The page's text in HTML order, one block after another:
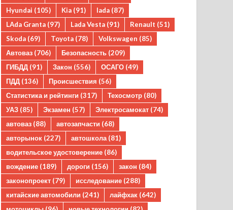
Hyundai (105) Kia (91) lada (87)
LAda Granta (97) Lada Vesta (91) Renault (51)
Skoda (69) Toyota (78) Volkswagen (85)
Автоваз (706) Безопасность (209)
ГИБДД (91) Закон (556) ОСАГО (49)
ПДД (136) Происшествия (56)
Статистика и рейтинги (317) Техосмотр (80)
УАЗ (85) Экзамен (57) Электросамокат (74)
автоваз (88) автозапчасти (68)
авторынок (227) автошкола (81)
водительское удостоверение (86)
вождение (189) дороги (156) закон (84)
законопроект (79) исследование (288)
китайские автомобили (241) лайфхак (642)